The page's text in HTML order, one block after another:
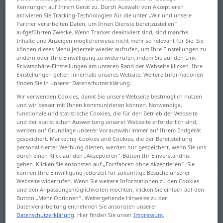
commonplace [ˈk(ɒ)mənpleis] s
Übersicht aller Übersetzungen
(Für mehr Details die Übersetzung anklicken/antippen)
Gemeinplatz, Binsenwahrheit, Plattitüde
Alltäglichkeit, Abgedroschenheit
alltägliche Sache
Lesefrucht, Aufzeichnung, Zitat
Gemeinplatzm commonplace platitude
Kennungen auf Ihrem Gerät zu. Durch Auswahl von Akzeptieren
aktivieren Sie Tracking-Technologien für die unter „Wir und unsere
Partner verarbeiten Daten, um Ihnen Dienste bereitzustellen“
aufgeführten Zwecke. Wenn Tracker deaktiviert sind, sind manche
Inhalte und Anzeigen möglicherweise nicht mehr so relevant für Sie. Sie
können dieses Menü jederzeit wieder aufrufen, um Ihre Einstellungen zu
ändern oder Ihre Einwilligung zu widerrufen, indem Sie auf den Link
Privatsphäre-Einstellungen am unteren Rand der Webseite klicken. Ihre
Einstellungen gelten innerhalb unseres Website. Weitere Informationen
finden Sie in unserer Datenschutzerklärung.
Wir verwenden Cookies, damit Sie unsere Webseite bestmöglich nutzen
und wir besser mit Ihnen kommunizieren können. Notwendige,
funktionale und statistische Cookies, die für den Betrieb der Webseite
und der statistischen Auswertung unserer Webseite erforderlich sind,
werden auf Grundlage unserer Vorauswahl immer auf Ihrem Endgerät
gespeichert. Marketing-Cookies und Cookies, die der Bereitstellung
personalisierter Werbung dienen, werden nur gespeichert, wenn Sie uns
durch einen Klick auf den „Akzeptieren“-Button Ihr Einverständnis
geben. Klicken Sie ansonsten auf „Fortfahren ohne Akzeptieren“. Sie
können Ihre Einwilligung jederzeit für zukünftige Besuche unserer
Webseite widerrufen. Wenn Sie weitere Informationen zu den Cookies
und den Anpassungsmöglichkeiten möchten, klicken Sie einfach auf den
Button „Mehr Optionen“. Weitergehende Hinweise zu der
Datenverarbeitung entnehmen Sie ansonsten unserer
Datenschutzerklärung. Hier finden Sie unserImpressum.